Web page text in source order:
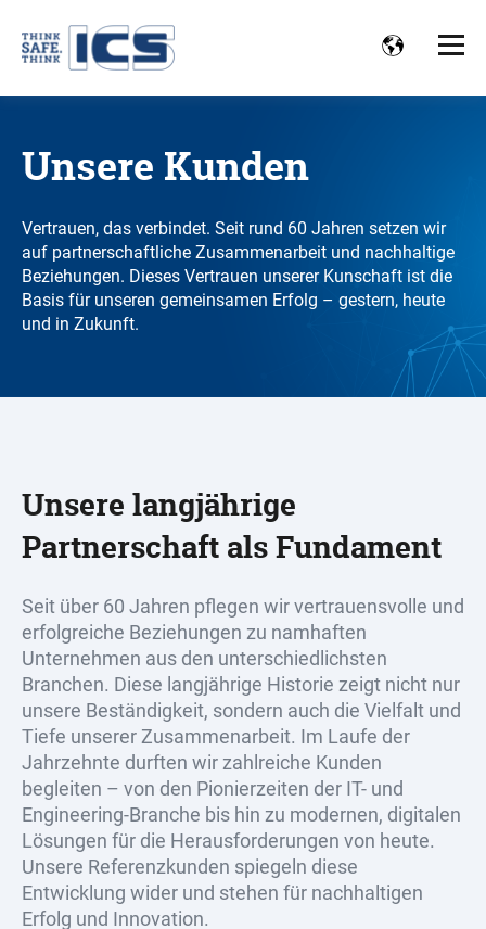
Unsere Kunden
Vertrauen, das verbindet. Seit rund 60 Jahren setzen wir
auf partnerschaftliche Zusammenarbeit und nachhaltige
Beziehungen. Dieses Vertrauen unserer Kunschaft ist die
Basis für unseren gemeinsamen Erfolg – gestern, heute
und in Zukunft.
Unsere langjährige
Partnerschaft als Fundament
Seit über 60 Jahren pflegen wir vertrauensvolle und
erfolgreiche Beziehungen zu namhaften
Unternehmen aus den unterschiedlichsten
Branchen. Diese langjährige Historie zeigt nicht nur
unsere Beständigkeit, sondern auch die Vielfalt und
Tiefe unserer Zusammenarbeit. Im Laufe der
Jahrzehnte durften wir zahlreiche Kunden
begleiten – von den Pionierzeiten der IT- und
Engineering-Branche bis hin zu modernen, digitalen
Lösungen für die Herausforderungen von heute.
Unsere Referenzkunden spiegeln diese
Entwicklung wider und stehen für nachhaltigen
Erfolg und Innovation.